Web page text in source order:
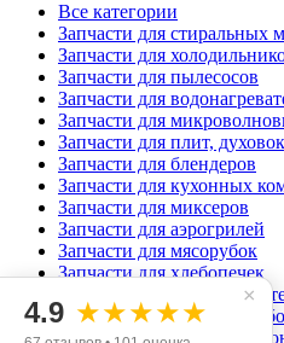
Все категории
Запчасти для стиральных
Запчасти для
Запчасти для пылесосов
Запчасти для
Запчасти для
Запчасти для плит,
Запчасти для блендеров
Запчасти для кухонных
Запчасти для миксеров
Запчасти для аэрогрилей
Запчасти для мясорубок
Запчасти для хлебопечек
Запчасти для чайников и
Запчасти для масляных
Запчасти для газовых
×
4.9 ★★★★★